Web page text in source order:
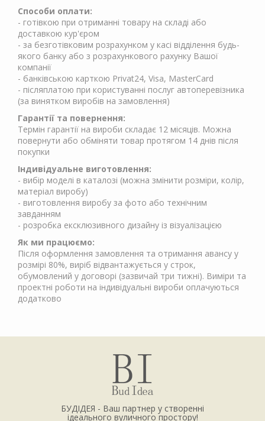
Способи оплати:
- готівкою при отриманні товару на складі або
доставкою кур'єром
- за безготівковим розрахунком у касі відділення будь-
якого банку або з розрахункового рахунку Вашої
компанії
- банківською карткою Privat24, Visa, MasterCard
- післяплатою при користуванні послуг автоперевізника
(за винятком виробів на замовлення)
Гарантії та повернення:
Термін гарантії на вироби складає 12 місяців. Можна
повернути або обміняти товар протягом 14 днів після
покупки
Індивідуальне виготовлення:
- вибір моделі в каталозі (можна змінити розміри, колір,
матеріал виробу)
- виготовлення виробу за фото або технічним
завданням
- розробка ексклюзивного дизайну із візуалізацією
Як ми працюємо:
Після оформлення замовлення та отримання авансу у
розмірі 80%, виріб відвантажується у строк,
обумовлений у договорі (зазвичай три тижні). Виміри та
проектні роботи на індивідуальні вироби оплачуються
додатково
БУДІДЕЯ - Ваш партнер у створенні
ідеального вуличного простору!